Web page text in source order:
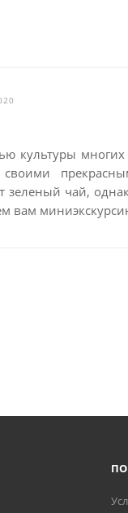
культуры
своими
зеленый чай,
вам